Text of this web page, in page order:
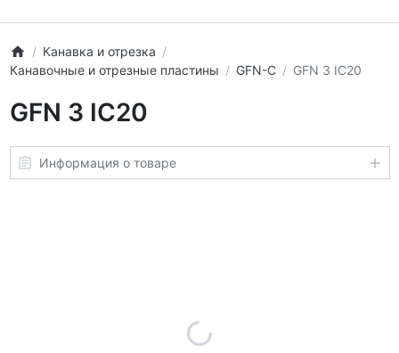
Канавка и отрезка
Канавочные и отрезные пластины
GFN-C GFN 3 IC20
GFN 3 IC20
Информация о товаре